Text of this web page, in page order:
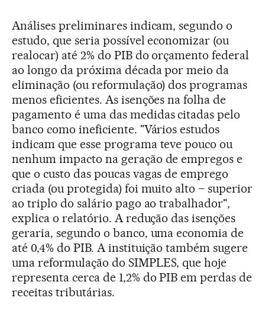
Análises preliminares indicam, segundo o
estudo, que seria possível economizar (ou
realocar) até 2% do PIB do orçamento federal
ao longo da próxima década por meio da
eliminação (ou reformulação) dos programas
menos eficientes. As isenções na folha de
pagamento é uma das medidas citadas pelo
banco como ineficiente. "Vários estudos
indicam que esse programa teve pouco ou
nenhum impacto na geração de empregos e
que o custo das poucas vagas de emprego
criada (ou protegida) foi muito alto – superior
ao triplo do salário pago ao trabalhador",
explica o relatório. A redução das isenções
geraria, segundo o banco, uma economia de
até 0,4% do PIB. A instituição também sugere
uma reformulação do SIMPLES, que hoje
representa cerca de 1,2% do PIB em perdas de
receitas tributárias.